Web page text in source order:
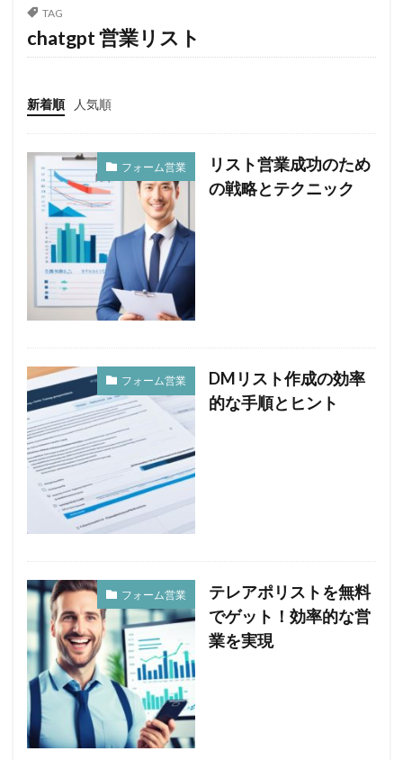
TAG
chatgpt 営業リスト
新着順 人気順
フォーム営業
リスト営業成功のため
の戦略とテクニック
フォーム営業
DMリスト作成の効率
的な手順とヒント
フォーム営業
テレアポリストを無料
でゲット！効率的な営
業を実現